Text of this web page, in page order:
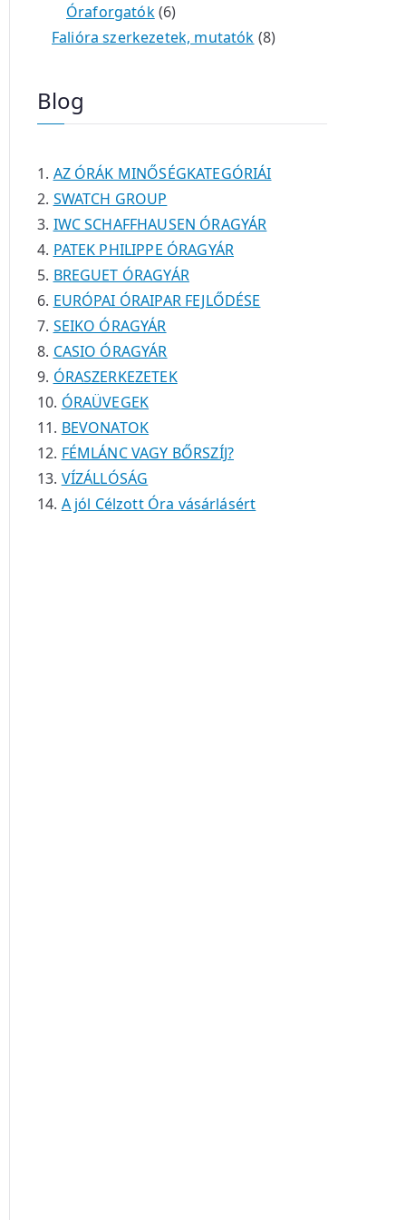
é
k
é
é
m
t
e
t
e
t
k
Óraforgatók 66
t
k
Falióra szerkezetek, mutatók 88
é
Blog
AZ ÓRÁK MINŐSÉGKATEGÓRIÁI
SWATCH GROUP
IWC SCHAFFHAUSEN ÓRAGYÁR
PATEK PHILIPPE ÓRAGYÁR
BREGUET ÓRAGYÁR
EURÓPAI ÓRAIPAR FEJLŐDÉSE
SEIKO ÓRAGYÁR
CASIO ÓRAGYÁR
ÓRASZERKEZETEK
ÓRAÜVEGEK
BEVONATOK
FÉMLÁNC VAGY BŐRSZÍJ?
VÍZÁLLÓSÁG
A jól Célzott Óra vásárlásért